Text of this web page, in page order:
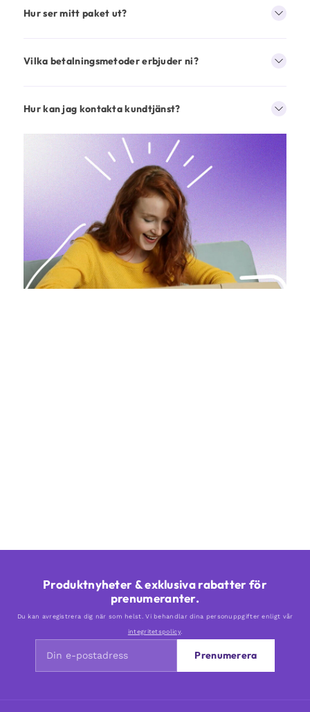
Hur ser mitt paket ut?
Vilka betalningsmetoder erbjuder ni?
Hur kan jag kontakta kundtjänst?
Produktnyheter & exklusiva rabatter för
prenumeranter.
Du kan avregistrera dig när som helst. Vi behandlar dina personuppgifter enligt vår
integritetspolicy.
Prenumerera